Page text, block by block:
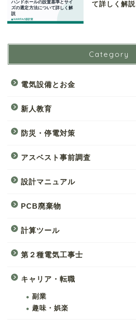
て詳しく解説
Category
電気設備とお金
新人教育
防災・停電対策
アスベスト事前調査
設計マニュアル
PCB廃棄物
計算ツール
第２種電気工事士
キャリア・転職
副業
趣味・娯楽